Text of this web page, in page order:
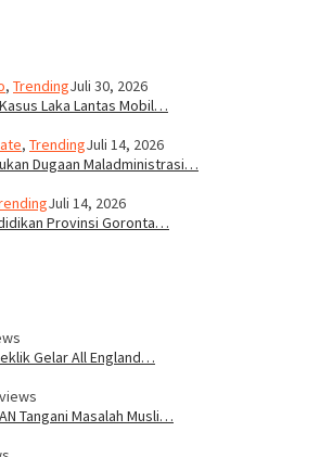
, TrendingJuli 30, 2026
Laka Lantas Mobil…
, TrendingJuli 14, 2026
Dugaan Maladministrasi…
Juli 14, 2026
Provinsi Goronta…
Gelar All England…
Tangani Masalah Musli…